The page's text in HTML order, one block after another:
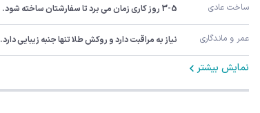
ساخت عادی 3-5 روز کاری زمان می برد تا سفارشتان ساخته شود.
عمر و ماندگاری نیاز به مراقبت دارد و روکش طلا تنها جنبه زیبایی دارد.
نمایش بیشتر